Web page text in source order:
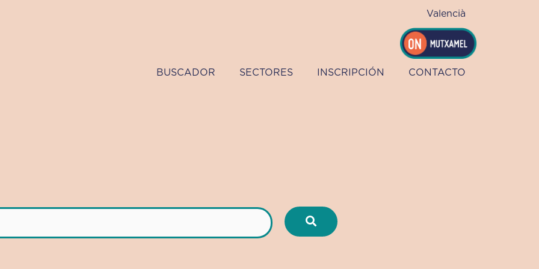
Valencià
BUSCADOR SECTORES INSCRIPCIÓN CONTACTO